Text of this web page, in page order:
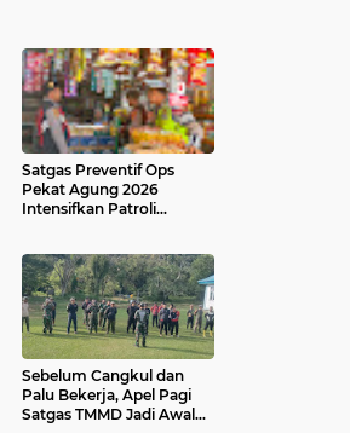
Satgas Preventif Ops
Pekat Agung 2026
Intensifkan Patroli
Sebelum Cangkul dan
Palu Bekerja, Apel Pagi
Satgas TMMD Jadi Awal